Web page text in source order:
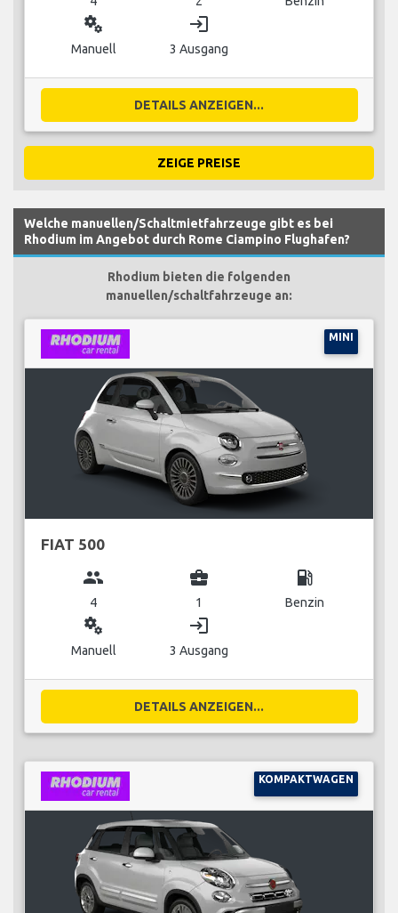
miscellaneous_services
Manuell
login
3 Ausgang
DETAILS ANZEIGEN...
ZEIGE PREISE
Welche manuellen/Schaltmietfahrzeuge gibt es bei
Rhodium im Angebot durch Rome Ciampino Flughafen?
Rhodium bieten die folgenden
manuellen/schaltfahrzeuge an:
MINI
FIAT 500
group
4
business_center
1
local_gas_station
Benzin
miscellaneous_services
Manuell
login
3 Ausgang
DETAILS ANZEIGEN...
KOMPAKTWAGEN